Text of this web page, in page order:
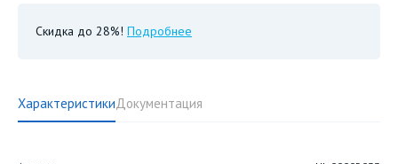
Скидка до 28%! Подробнее
ХарактеристикиДокументация